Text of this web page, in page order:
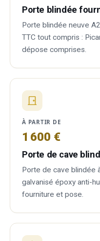
Porte blindée
Porte blindée neuve
TTC tout compris :
dépose comprises.
À PARTIR DE
1 600 €
Porte de cave
Porte de cave blindée
galvanisé époxy anti-
fourniture et pose.